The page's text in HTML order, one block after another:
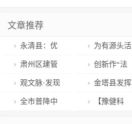
文章推荐
永清县：优
化办事流程 提
高服务效能
为有源头活
水来——蕲春
县思源实验学
校教师交流轮
肃州区建管
并重推进文明
城市创建
创新作“法
宝”“神药”闯关
跑
观文脉·发现
香港 110期｜
金塔县发挥
“党员中心户”
全市普降中 【豫健科